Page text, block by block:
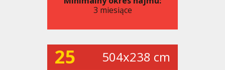
3 miesiące
25 504x238 cm